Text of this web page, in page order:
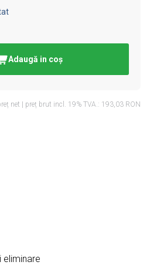
Adaugă in coş
net | preț brut incl. 19% TVA.: 193,03 RON
eliminare